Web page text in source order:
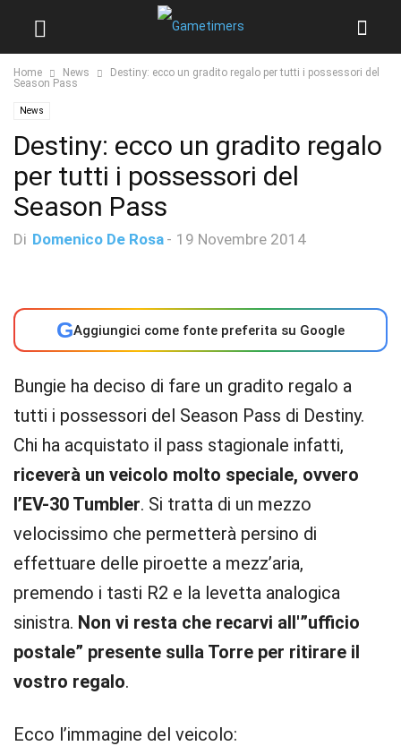
Home News
Destiny: ecco un gradito regalo per tutti i possessori del
Season Pass
News
Destiny: ecco un gradito regalo
per tutti i possessori del
Season Pass
Di Domenico De Rosa - 19 Novembre 2014
GAggiungici come fonte preferita su Google
Bungie ha deciso di fare un gradito regalo a
tutti i possessori del Season Pass di Destiny.
Chi ha acquistato il pass stagionale infatti,
riceverà un veicolo molto speciale, ovvero
l’EV-30 Tumbler. Si tratta di un mezzo
velocissimo che permetterà persino di
effettuare delle piroette a mezz’aria,
premendo i tasti R2 e la levetta analogica
sinistra. Non vi resta che recarvi all'”ufficio
postale” presente sulla Torre per ritirare il
vostro regalo.
Ecco l’immagine del veicolo: